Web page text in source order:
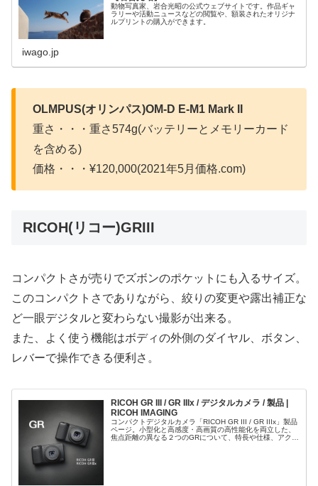
動物写真家、岩合光昭の公式ウェブサイトです。作品ギャ
ラリーや活動ニュースなどの閲覧や、額装されたオリジナ
ルプリントの購入ができます。
iwago.jp
OLMPUS(オリンパス)OM-D E-M1 Mark II
重さ・・・重さ574g(バッテリーとメモリーカード
を含める)
価格・・・¥120,000(2021年5月価格.com)
RICOH(リコー)GRIII
コンパクトさが売りでズボンのポケットにも入るサイズ。
このコンパクトさでありながら、絞りの変更や露出補正な
ど一眼デジタルと変わらない撮影が出来る。
また、よく使う機能はボディの外側のダイヤル、ボタン、
レバーで操作できる便利さ。
RICOH GR III / GR IIIx / デジタルカメラ / 製品 |
RICOH IMAGING
コンパクトデジタルカメラ「RICOH GR III / GR IIIx」製品
ページ。小型化と高感度・高画質の高性能化を両立した、
焦点距離の異なる２つのGRについて、特長や仕様、アクセ